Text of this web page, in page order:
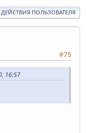
ДЕЙСТВИЯ ПОЛЬЗОВАТЕЛЯ
#75
16:57